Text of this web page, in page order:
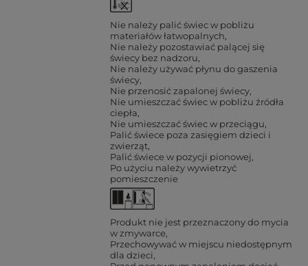
Nie należy palić świec w pobliżu
materiałów łatwopalnych
Nie należy pozostawiać palącej się
świecy bez nadzoru
Nie należy używać płynu do gaszenia
świecy
Nie przenosić zapalonej świecy
Nie umieszczać świec w pobliżu źródła
ciepła
Nie umieszczać świec w przeciągu
Palić świece poza zasięgiem dzieci i
zwierząt
Palić świece w pozycji pionowej
Po użyciu należy wywietrzyć
pomieszczenie
Produkt nie jest przeznaczony do mycia
w zmywarce
Przechowywać w miejscu niedostępnym
dla dzieci